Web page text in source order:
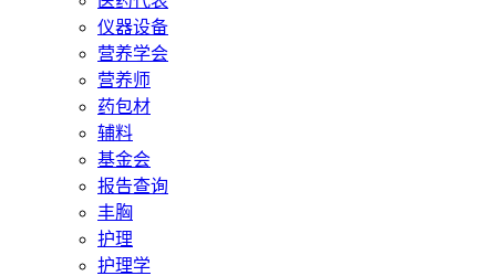
仪器设备
营养学会
营养师
药包材
辅料
基金会
报告查询
丰胸
护理
护理学